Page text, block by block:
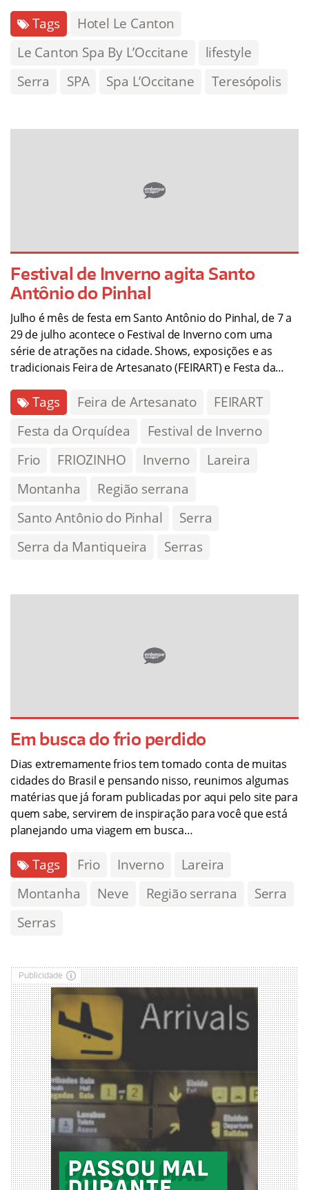
Tags
Hotel Le Canton
Le Canton Spa By L’Occitane
lifestyle
Serra
SPA Spa L’Occitane Teresópolis
Festival de Inverno agita Santo
Antônio do Pinhal
Julho é mês de festa em Santo Antônio do Pinhal, de 7 a
29 de julho acontece o Festival de Inverno com uma
série de atrações na cidade. Shows, exposições e as
tradicionais Feira de Artesanato (FEIRART) e Festa da…
Tags Feira de Artesanato
FEIRART
Festa da Orquídea
Festival de Inverno
Frio
FRIOZINHO Inverno
Lareira
Montanha
Região serrana
Santo Antônio do Pinhal
Serra
Serra da Mantiqueira
Serras
Em busca do frio perdido
Dias extremamente frios tem tomado conta de muitas
cidades do Brasil e pensando nisso, reunimos algumas
matérias que já foram publicadas por aqui pelo site para
quem sabe, servirem de inspiração para você que está
planejando uma viagem em busca…
Tags Frio Inverno
Lareira
Montanha
Neve Região serrana
Serra
Serras
Publicidade